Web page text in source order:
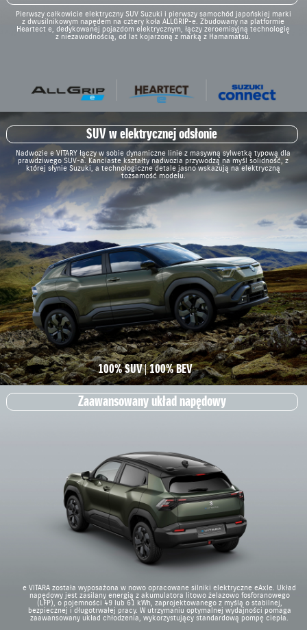
Pierwszy całkowicie elektryczny SUV Suzuki i pierwszy samochód japońskiej marki
z dwusilnikowym napędem na cztery koła ALLGRIP-e. Zbudowany na platformie
Heartect e, dedykowanej pojazdom elektrycznym, łączy zeroemisyjną technologię
z niezawodnością, od lat kojarzoną z marką z Hamamatsu.
SUV w elektrycznej odsłonie
Nadwozie e VITARY łączy w sobie dynamiczne linie z masywną sylwetką typową dla
prawdziwego SUV-a. Kanciaste kształty nadwozia przywodzą na myśl solidność, z
której słynie Suzuki, a technologiczne detale jasno wskazują na elektryczną
tożsamość modelu.
100% SUV 100% BEV
Zaawansowany układ napędowy
e VITARA została wyposażona w nowo opracowane silniki elektryczne eAxle. Układ
napędowy jest zasilany energią z akumulatora litowo żelazowo fosforanowego
(LFP), o pojemności 49 lub 61 kWh, zaprojektowanego z myślą o stabilnej,
bezpiecznej i długotrwałej pracy. W utrzymaniu optymalnej wydajności pomaga
zaawansowany układ chłodzenia, wykorzystujący standardową pompę ciepła.